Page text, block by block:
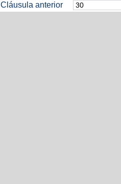
Cláusula anterior